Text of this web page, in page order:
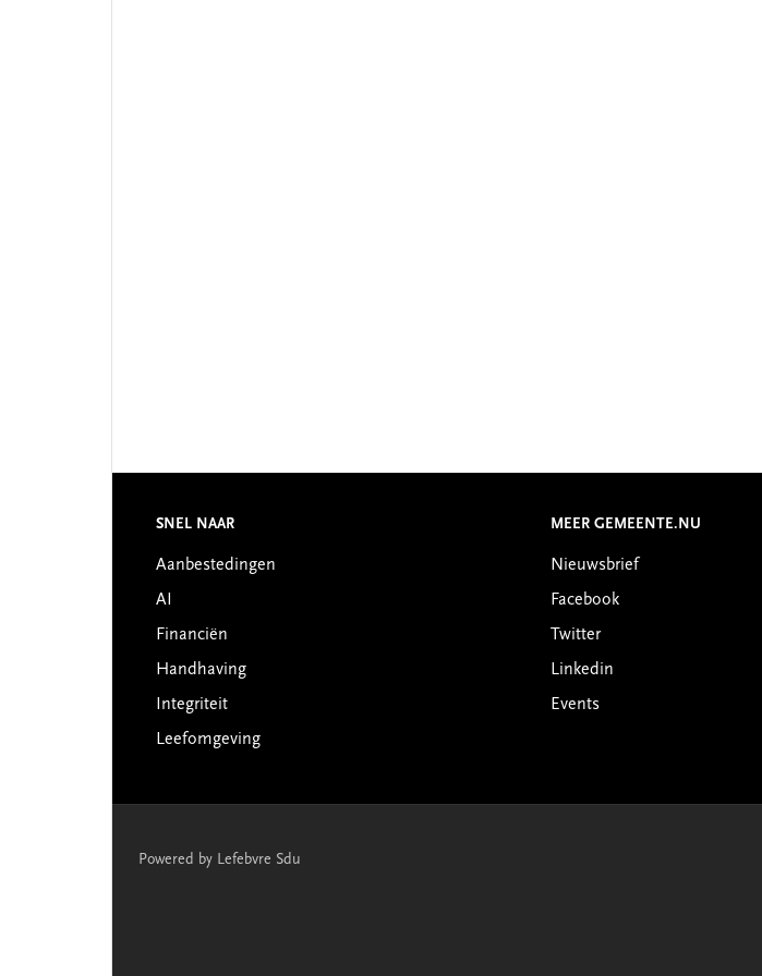
Footer
SNEL NAAR
Aanbestedingen
AI
Financiën
Handhaving
Integriteit
Leefomgeving
MEER GEMEENTE.NU
Nieuwsbrief
Facebook
Twitter
Linkedin
Events
Powered by Lefebvre Sdu